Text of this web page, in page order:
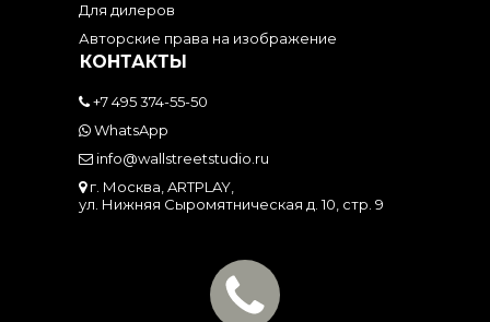
Для дилеров
Авторские права на изображение
КОНТАКТЫ
+7 495 374-55-50
WhatsApp
info@wallstreetstudio.ru
г. Москва, ARTPLAY,
ул. Нижняя Сыромятническая д. 10, стр. 9